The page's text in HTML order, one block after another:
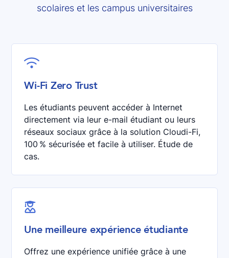
scolaires et les campus universitaires

Wi-Fi Zero Trust
Les étudiants peuvent accéder à Internet
directement via leur e-mail étudiant ou leurs
réseaux sociaux grâce à la solution Cloudi-Fi,
100 % sécurisée et facile à utiliser. Étude de
cas.

Une meilleure expérience étudiante
Offrez une expérience unifiée grâce à une